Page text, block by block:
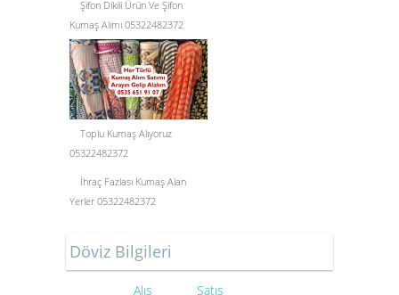
Şifon Dikili Ürün Ve Şifon
Kumaş Alımı 05322482372
Toplu Kumaş Alıyoruz
05322482372
İhraç Fazlası Kumaş Alan
Yerler 05322482372
Döviz Bilgileri
Alış Satış